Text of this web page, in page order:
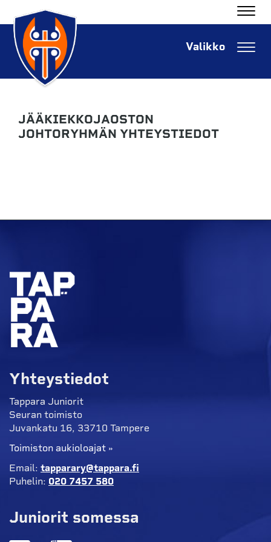
JÄÄKIEKKOJAOSTON
JOHTORYHMÄN YHTEYSTIEDOT
Yhteystiedot
Tappara Juniorit
Seuran toimisto
Juvankatu 16, 33710 Tampere
Toimiston aukioloajat »
Email: tapparary@tappara.fi
Puhelin: 020 7457 580
Juniorit somessa